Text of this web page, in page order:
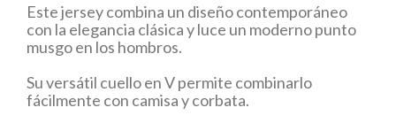
Este jersey combina un diseño contemporáneo
con la elegancia clásica y luce un moderno punto
musgo en los hombros.
Su versátil cuello en V permite combinarlo
fácilmente con camisa y corbata.